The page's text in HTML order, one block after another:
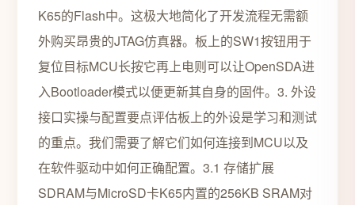
K65的Flash中。这极大地简化了开发流程无需额
外购买昂贵的JTAG仿真器。板上的SW1按钮用于
复位目标MCU长按它再上电则可以让OpenSDA进
入Bootloader模式以便更新其自身的固件。3. 外设
接口实操与配置要点评估板上的外设是学习和测试
的重点。我们需要了解它们如何连接到MCU以及
在软件驱动中如何正确配置。3.1 存储扩展
SDRAM与MicroSD卡K65内置的256KB SRAM对